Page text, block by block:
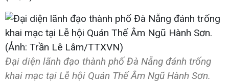
Đại diện lãnh đạo thành phố Đà Nẵng đánh trống
khai mạc tại Lễ hội Quán Thế Âm Ngũ Hành Sơn.